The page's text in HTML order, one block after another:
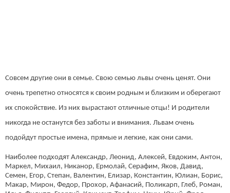
Совсем другие они в семье. Свою семью львы очень ценят. Они
очень трепетно относятся к своим родным и близким и оберегают
их спокойствие. Из них вырастают отличные отцы! И родители
никогда не останутся без заботы и внимания. Львам очень
подойдут простые имена, прямые и легкие, как они сами.
Наиболее подходят Александр, Леонид, Алексей, Евдоким, Антон,
Маркел, Михаил, Никанор, Ермолай, Серафим, Яков, Давид,
Семен, Егор, Степан, Валентин, Елизар, Константин, Юлиан, Борис,
Макар, Мирон, Федор, Прохор, Афанасий, Поликарп, Глеб, Роман,